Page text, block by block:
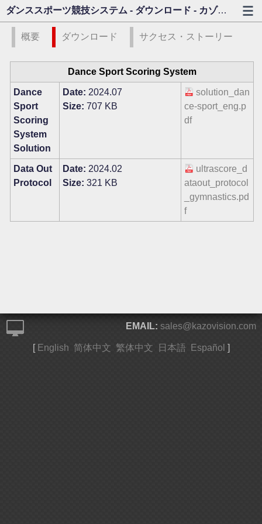
ダンススポーツ競技システム - ダウンロード - カゾビジョン
概要 ダウンロード サクセス・ストーリー
Dance Sport Scoring System
Dance
Sport
Scoring
System
Solution
Date: 2024.07
Size: 707 KB
solution_dan
ce-sport_eng.p
df
Data Out
Protocol
Date: 2024.02
Size: 321 KB
ultrascore_d
ataout_protocol
_gymnastics.pd
f
EMAIL: sales@kazovision.com
[ English 简体中文 繁体中文 日本語 Español ]